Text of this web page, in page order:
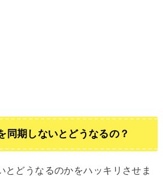
同期しないとどうなるの？
とどうなるのかをハッキリさせま